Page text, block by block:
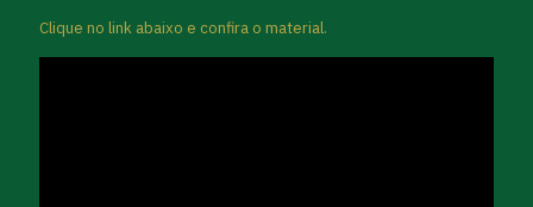
Clique no link abaixo e confira o material.